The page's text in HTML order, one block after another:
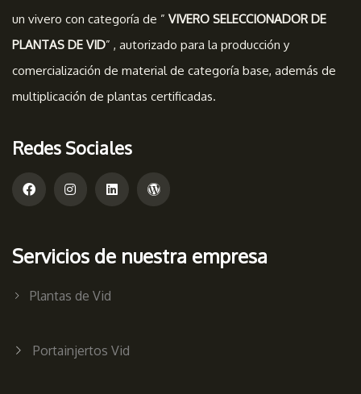
un vivero con categoría de ” VIVERO SELECCIONADOR DE
PLANTAS DE VID” , autorizado para la producción y
comercialización de material de categoría base, además de
multiplicación de plantas certificadas.
Redes Sociales
Servicios de nuestra empresa
Plantas de Vid
Portainjertos Vid